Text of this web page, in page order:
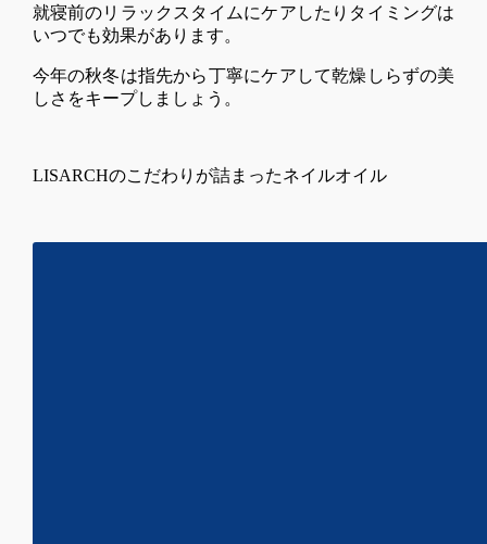
就寝前のリラックスタイムにケアしたりタイミングは
いつでも効果があります。
今年の秋冬は指先から丁寧にケアして乾燥しらずの美
しさをキープしましょう。
LISARCHのこだわりが詰まったネイルオイル